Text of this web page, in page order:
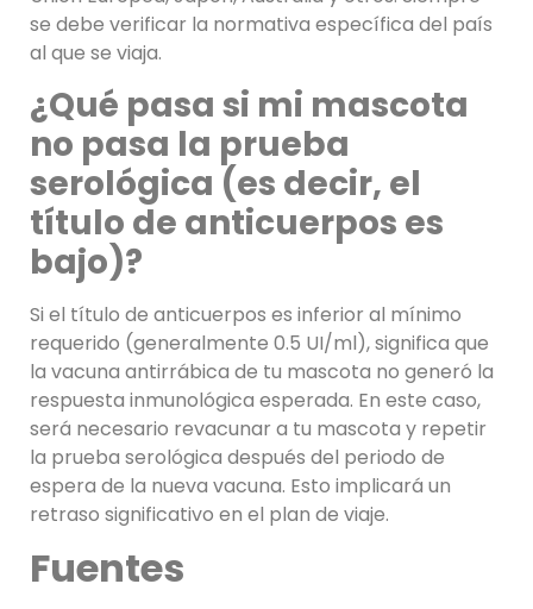
se debe verificar la normativa específica del país
al que se viaja.
¿Qué pasa si mi mascota
no pasa la prueba
serológica (es decir, el
título de anticuerpos es
bajo)?
Si el título de anticuerpos es inferior al mínimo
requerido (generalmente 0.5 UI/ml), significa que
la vacuna antirrábica de tu mascota no generó la
respuesta inmunológica esperada. En este caso,
será necesario revacunar a tu mascota y repetir
la prueba serológica después del periodo de
espera de la nueva vacuna. Esto implicará un
retraso significativo en el plan de viaje.
Fuentes